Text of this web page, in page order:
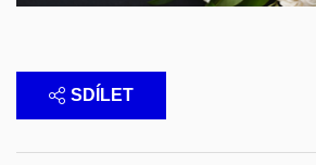
SDÍLET